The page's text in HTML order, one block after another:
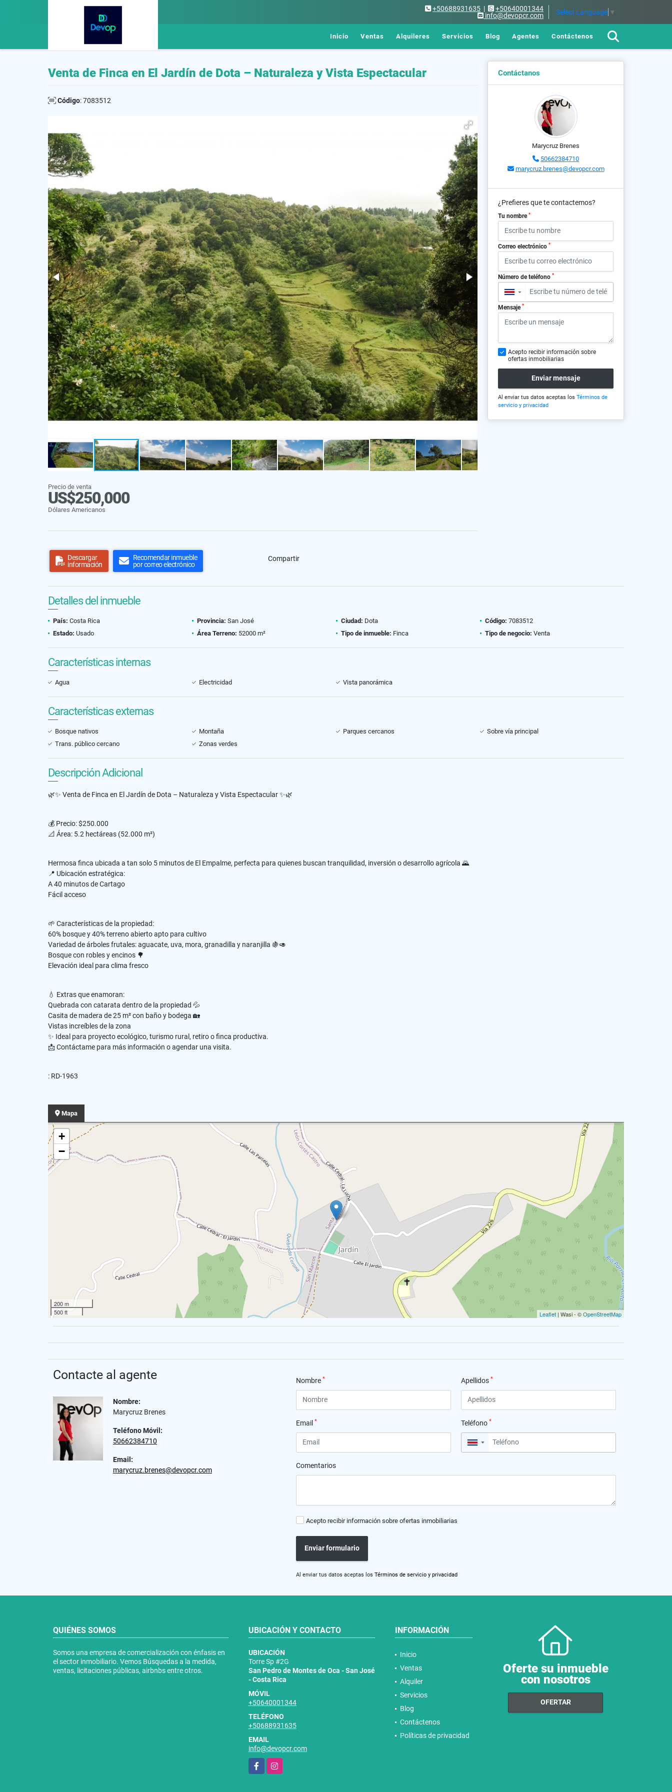
+50688931635 |
+50640001344
info@devopcr.com
Select Language ▼
Inicio Ventas Alquileres Servicios Blog Agentes Contáctenos
Venta de Finca en El Jardín de Dota – Naturaleza y Vista Espectacular
Código: 7083512
Precio de venta
US$250,000
Dólares Americanos
Descargar
información
Recomendar inmueble
por correo electrónico
Compartir
Contáctanos
Marycruz Brenes
50662384710
marycruz.brenes@devopcr.com
¿Prefieres que te contactemos?
Tu nombre *
Correo electrónico *
Número de teléfono *
▼
Mensaje *
Acepto recibir información sobre
ofertas inmobiliarias
Enviar mensaje
Al enviar tus datos aceptas los Términos de
servicio y privacidad
Detalles del inmueble
País: Costa Rica Provincia: San José Ciudad: Dota Código: 7083512
Estado: Usado Área Terreno: 52000 m² Tipo de inmueble: Finca Tipo de negocio: Venta
Características internas
Agua Electricidad Vista panorámica
Características externas
Bosque nativos Montaña Parques cercanos
Sobre vía principal
Trans. público cercano
Zonas verdes
Descripción Adicional
🌿✨ Venta de Finca en El Jardín de Dota – Naturaleza y Vista Espectacular ✨🌿
💰 Precio: $250.000
📐 Área: 5.2 hectáreas (52.000 m²)
Hermosa finca ubicada a tan solo 5 minutos de El Empalme, perfecta para quienes buscan tranquilidad, inversión o desarrollo agrícola 🌄
📍 Ubicación estratégica:
A 40 minutos de Cartago
Fácil acceso
🌱 Características de la propiedad:
60% bosque y 40% terreno abierto apto para cultivo
Variedad de árboles frutales: aguacate, uva, mora, granadilla y naranjilla 🍇🥑
Bosque con robles y encinos 🌳
Elevación ideal para clima fresco
💧 Extras que enamoran:
Quebrada con catarata dentro de la propiedad 💦
Casita de madera de 25 m² con baño y bodega 🏡
Vistas increíbles de la zona
✨ Ideal para proyecto ecológico, turismo rural, retiro o finca productiva.
📩 Contáctame para más información o agendar una visita.
: RD-1963
Mapa
+
−
200 m
500 ft
Leaflet | Wasi - ©OpenStreetMap
Contacte al agente
Nombre:
Marycruz Brenes
Teléfono Móvil:
50662384710
Email:
marycruz.brenes@devopcr.com
Nombre * Apellidos *
Email * Teléfono *
▼
Comentarios
Acepto recibir información sobre ofertas inmobiliarias
Enviar formulario
Al enviar tus datos aceptas los Términos de servicio y privacidad
QUIÉNES SOMOS
Somos una empresa de comercialización con énfasis en
el sector inmobiliario. Vemos Búsquedas a la medida,
ventas, licitaciones públicas, airbnbs entre otros.
UBICACIÓN Y CONTACTO
UBICACIÓN
Torre Sp #2G
San Pedro de Montes de Oca - San José
- Costa Rica
MÓVIL
+50640001344
TELÉFONO
+50688931635
EMAIL
info@devopcr.com
FacebookInstagram
INFORMACIÓN
Inicio
Ventas
Alquiler
Servicios
Blog
Contáctenos
Políticas de privacidad
Oferte su inmueble
con nosotros
OFERTAR